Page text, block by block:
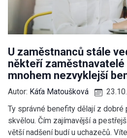
U zaměstnanců stále
někteří zaměstnavatelé
mnohem nezvyklejší
Autor: Káťa Matoušková
Ty správné benefity dělají z dobré
skvělou. Čím zajímavější a
větší nadšení budí u uchazečů.